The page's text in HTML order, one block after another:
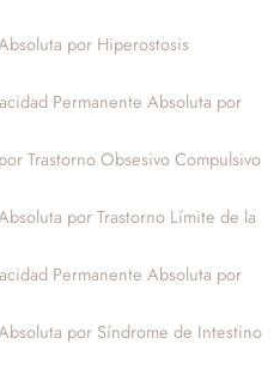
por Hiperostosis
Permanente Absoluta por
Trastorno Obsesivo Compulsivo
por Trastorno Límite de la
Permanente Absoluta por
por Síndrome de Intestino